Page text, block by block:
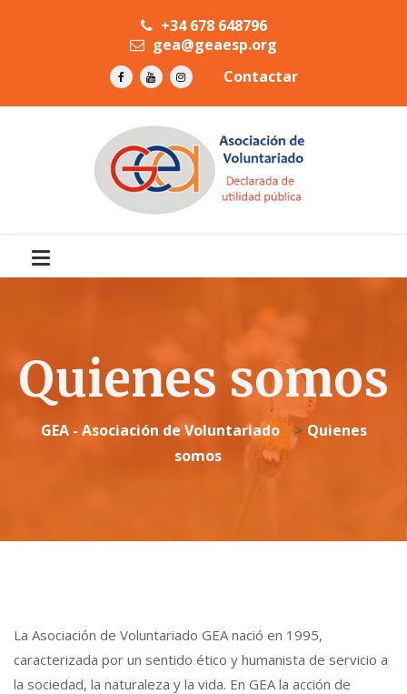
+34 678 648796
gea@geaesp.org
Contactar
Quienes somos
GEA - Asociación de Voluntariado > Quienes
somos
La Asociación de Voluntariado GEA nació en 1995,
caracterizada por un sentido ético y humanista de servicio a
la sociedad, la naturaleza y la vida. En GEA la acción de